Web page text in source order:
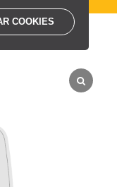
COOKIES
/ Acessórios